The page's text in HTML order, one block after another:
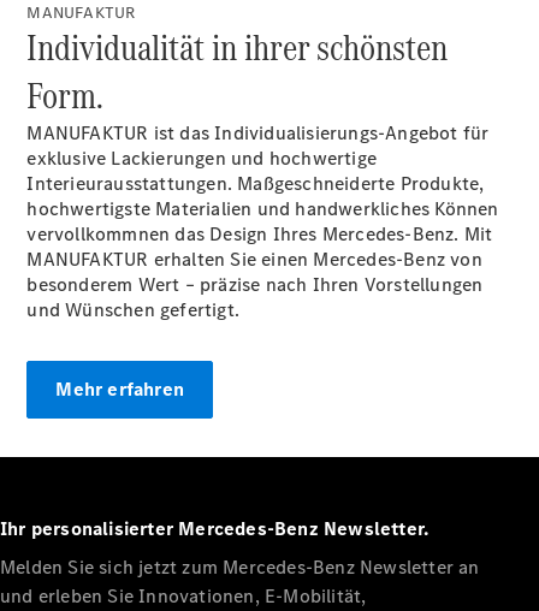
Alle
Cabriolet
Mercedes-
AMG SL
Roadster
Mercedes-
Maybach SL
Monogram
Series
Konfigurator
Probefahrt
Benz Store
MANUFAKTUR
Individualität in ihrer schönsten
Form.
MANUFAKTUR ist das Individualisierungs-Angebot für
exklusive Lackierungen und hochwertige
Interieurausstattungen. Maßgeschneiderte Produkte,
hochwertigste Materialien und handwerkliches Können
vervollkommnen das Design Ihres Mercedes-Benz. Mit
MANUFAKTUR erhalten Sie einen Mercedes-Benz von
besonderem Wert – präzise nach Ihren Vorstellungen
und Wünschen gefertigt.
Mehr erfahren
Ihr personalisierter Mercedes-Benz Newsletter.
Melden Sie sich jetzt zum Mercedes-Benz Newsletter an
und erleben Sie Innovationen, E-Mobilität,